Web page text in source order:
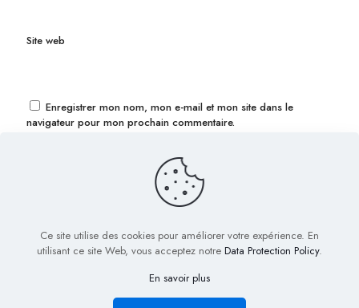
Site web
Enregistrer mon nom, mon e-mail et mon site dans le
navigateur pour mon prochain commentaire.
© 2022 Biig.fr - Tous droits réservés
Plan de Site
Nous contacter
Ce site utilise des cookies pour améliorer votre expérience. En
utilisant ce site Web, vous acceptez notre Data Protection Policy.
En savoir plus